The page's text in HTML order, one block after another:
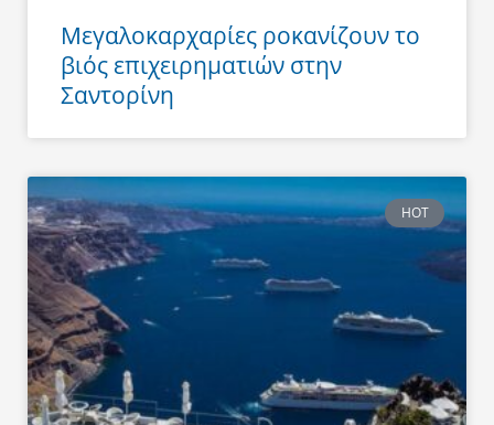
Μεγαλοκαρχαρίες ροκανίζουν το
βιός επιχειρηματιών στην
Σαντορίνη
HOT